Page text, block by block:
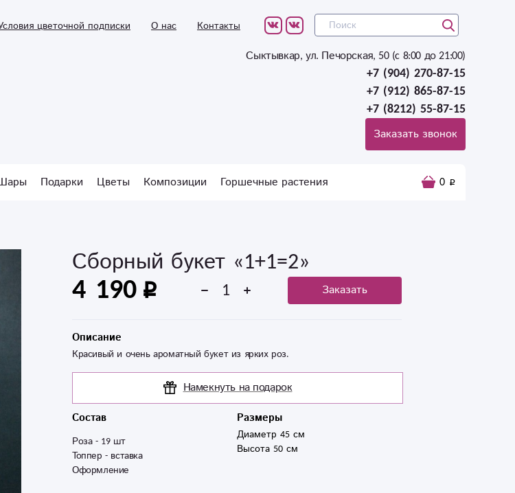
цветочной подписки О нас Контакты
Сыктывкар, ул. Печорская, 50 (c 8:00 до 21:00)
+7 (904) 270-87-15
+7 (912) 865-87-15
+7 (8212) 55-87-15
Заказать звонок
Подарки Цветы Композиции Горшечные растения 0
Сборный букет «1+1=2»
4 190 Заказать
Описание
Красивый и очень ароматный букет из ярких роз.
Намекнуть на подарок
Состав
Роза - 19 шт
Топпер - вставка
Размеры
Диаметр 45 см
Высота 50 см